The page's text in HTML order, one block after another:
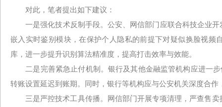
对此，笔者提出如下建议：
一是强化技术反制手段。公安、网信部门应联合科技企业开
嵌入实时鉴别模块，在保护个人隐私的前提下对疑似换脸视
库，进一步提升识别算法精准度，提高打击效率与效能。
二是完善紧急止付机制。银行及其他金融监管机构应进一步
转账设置延迟到账期。同时，银行等机构应与公安机关深度合
三是严控技术工具传播。网信部门开展专项清理，严查售卖